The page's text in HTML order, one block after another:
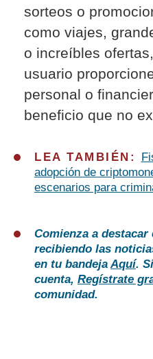
sorteos o
como viajes,
o increíbles
usuario
personal o
beneficio que no
LEA TAMBIÉN:
adopción de
escenarios para
Comienza a
recibiendo las
en tu bandejaAquí.
cuenta, Regístrate
comunidad.